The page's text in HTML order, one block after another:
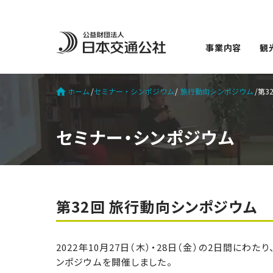
事業内容 観
ホーム セミナー・シンポジウム 旅行動向シンポジウム 第
セミナー・シンポジウム
第32回 旅行動向シンポジウム
2022年10月27日（木）・28日（金）の2日間にわた
ンポジウムを開催しました。